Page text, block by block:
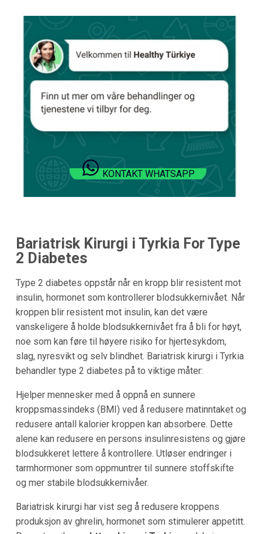
KONTAKT WHATSAPP
Bariatrisk Kirurgi i Tyrkia For Type
2 Diabetes
Type 2 diabetes oppstår når en kropp blir resistent mot
insulin, hormonet som kontrollerer blodsukkernivået. Når
kroppen blir resistent mot insulin, kan det være
vanskeligere å holde blodsukkernivået fra å bli for høyt,
noe som kan føre til høyere risiko for hjertesykdom,
slag, nyresvikt og selv blindhet. Bariatrisk kirurgi i Tyrkia
behandler type 2 diabetes på to viktige måter:
Hjelper mennesker med å oppnå en sunnere
kroppsmassindeks (BMI) ved å redusere matinntaket og
redusere antall kalorier kroppen kan absorbere. Dette
alene kan redusere en persons insulinresistens og gjøre
blodsukkeret lettere å kontrollere. Utløser endringer i
tarmhormoner som oppmuntrer til sunnere stoffskifte
og mer stabile blodsukkernivåer.
Bariatrisk kirurgi har vist seg å redusere kroppens
produksjon av ghrelin, hormonet som stimulerer appetitt.